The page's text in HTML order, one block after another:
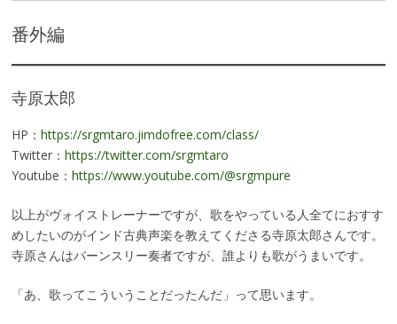
番外編
寺原太郎
HP： https://srgmtaro.jimdofree.com/class/
Twitter： https://twitter.com/srgmtaro
Youtube： https://www.youtube.com/@srgmpure
以上がヴォイストレーナーですが、歌をやっている人全てにおすす
めしたいのがインド古典声楽を教えてくださる寺原太郎さんです。
寺原さんはバーンスリー奏者ですが、誰よりも歌がうまいです。
「あ、歌ってこういうことだったんだ」って思います。